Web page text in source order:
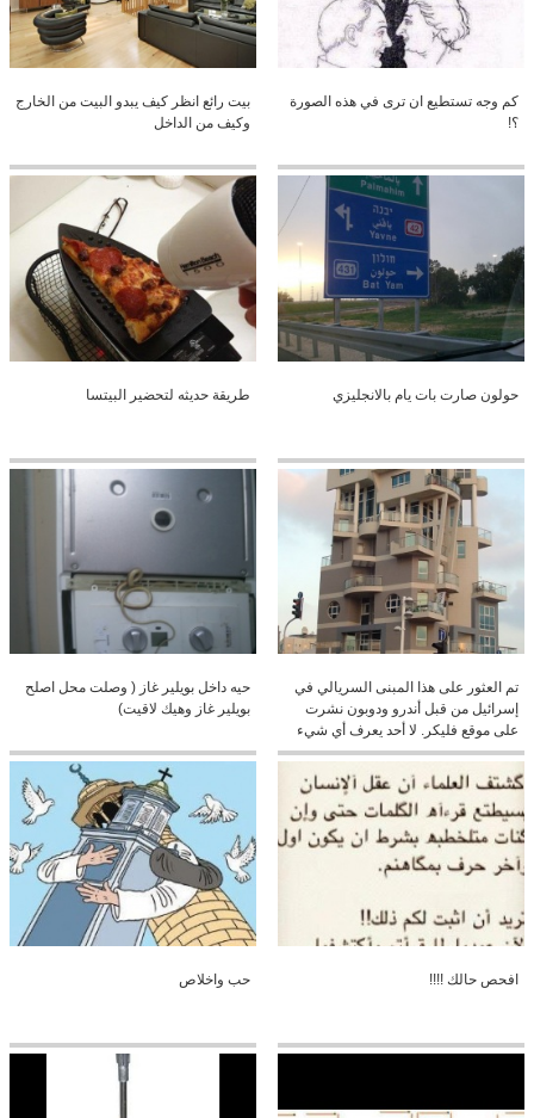
كم وجه تستطيع ان ترى في هذه الصورة
؟!
بيت رائع انظر كيف يبدو البيت من الخارج
وكيف من الداخل
حولون صارت بات يام بالانجليزي طريقة حديثه لتحضير البيتسا
تم العثور على هذا المبنى السريالي في
إسرائيل من قبل أندرو ودوبون نشرت
على موقع فليكر. لا أحد يعرف أي شيء
عن هذا المبنى أو المهندس المعماري؟
كنا نحب أن تشارك أكثر من عملهم
حيه داخل بويلير غاز ( وصلت محل اصلح
بويلير غاز وهيك لاقيت)
افحص حالك !!!! حب واخلاص